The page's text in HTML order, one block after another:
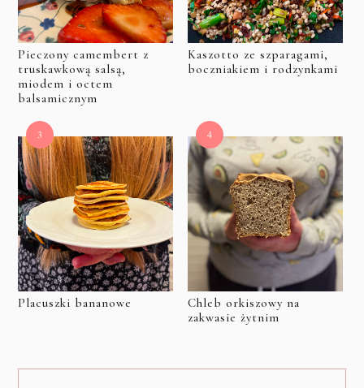
Pieczony camembert z
truskawkową salsą,
miodem i octem
balsamicznym
Kaszotto ze szparagami,
boczniakiem i rodzynkami
Placuszki bananowe
Chleb orkiszowy na
zakwasie żytnim